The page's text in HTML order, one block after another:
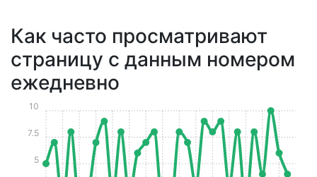
Как часто просматривают
страницу с данным номером
ежедневно
5
7.5
10